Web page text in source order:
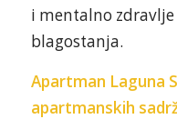
i mentalno
blagostanja.
Apartman Laguna
apartmanskih